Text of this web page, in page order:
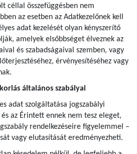
céllal összefüggésben nem
az esetben az Adatkezelőnek kell
adat kezelését olyan kényszerítő
amelyek elsőbbséget élveznek az
és szabadságaival szemben, vagy
érvényesítéséhez vagy
általános szabályai
adat szolgáltatása jogszabályi
az Érintett ennek nem tesz eleget,
rendelkezéseire figyelemmel –
vagy elutasítását eredményezheti.